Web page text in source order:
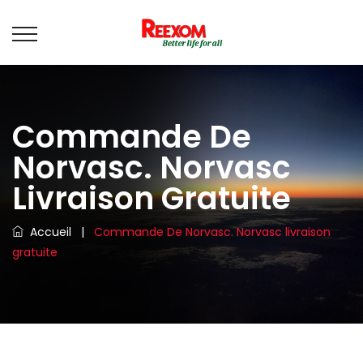
Commande De
Norvasc. Norvasc
Livraison Gratuite
Accueil |
Commande De Norvasc. Norvasc livraison
gratuite